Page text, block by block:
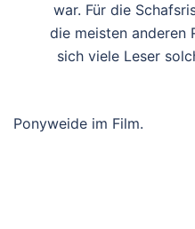
war. Für die
die meisten anderen
sich viele Leser
Ponyweide im Film.